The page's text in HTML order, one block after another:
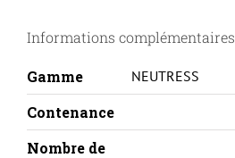
MLT
Informations complémentaires
Gamme NEUTRESS
Contenance
Nombre de